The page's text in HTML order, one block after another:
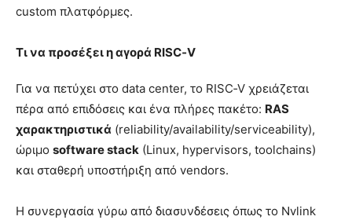
custom πλατφόρμες.
Τι να προσέξει η αγορά RISC‑V
Για να πετύχει στο data center, το RISC‑V χρειάζεται
πέρα από επιδόσεις και ένα πλήρες πακέτο: RAS
χαρακτηριστικά (reliability/availability/serviceability),
ώριμο software stack (Linux, hypervisors, toolchains)
και σταθερή υποστήριξη από vendors.
Η συνεργασία γύρω από διασυνδέσεις όπως το Nvlink